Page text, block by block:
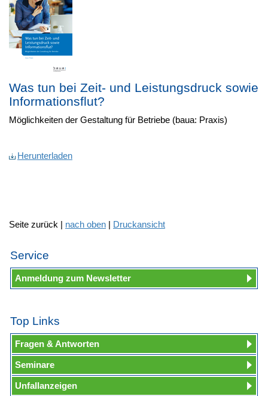
Was tun bei Zeit- und Leistungsdruck sowie
Informationsflut?
Möglichkeiten der Gestaltung für Betriebe (baua: Praxis)
Herunterladen
Seite zurück | nach oben | Druckansicht
Service
Anmeldung zum Newsletter
Top Links
Fragen & Antworten
Seminare
Unfallanzeigen